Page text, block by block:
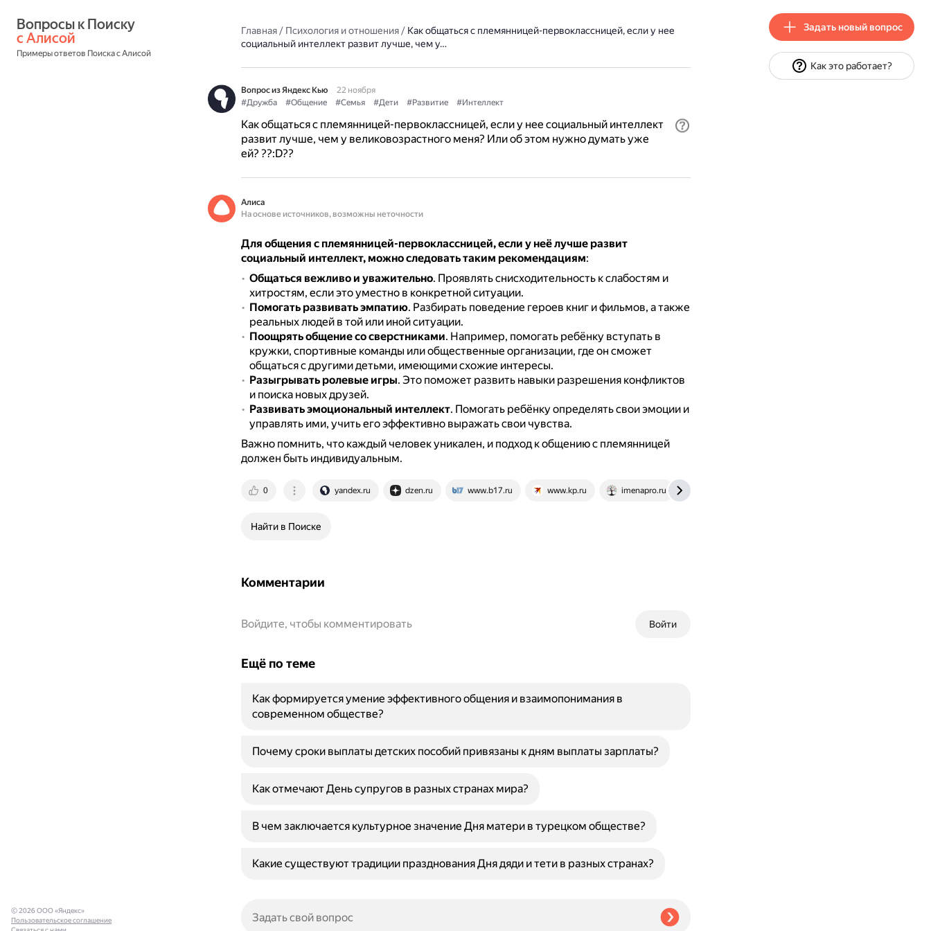
с Алисой
Примеры ответов Поиска с Алисой
Главная/ Психология и отношения/ Как общаться с племянницей-первоклассницей, если у нее
социальный интеллект развит лучше, чем у…
Вопрос из Яндекс Кью
22 ноября
#Дружба
#Общение #Семья #Дети #Развитие #Интеллект
Как общаться с племянницей-первоклассницей, если у нее социальный интеллект
развит лучше, чем у великовозрастного меня? Или об этом нужно думать уже
ей? ??:D??
Алиса
На основе источников, возможны неточности
Для общения с племянницей-первоклассницей, если у неё лучше развит
социальный интеллект, можно следовать таким рекомендациям:
Общаться вежливо и уважительно. Проявлять снисходительность к слабостям и
хитростям, если это уместно в конкретной ситуации.
Помогать развивать эмпатию. Разбирать поведение героев книг и фильмов, а также
реальных людей в той или иной ситуации.
Поощрять общение со сверстниками. Например, помогать ребёнку вступать в
кружки, спортивные команды или общественные организации, где он сможет
общаться с другими детьми, имеющими схожие интересы.
Разыгрывать ролевые игры. Это поможет развить навыки разрешения конфликтов
и поиска новых друзей.
Развивать эмоциональный интеллект. Помогать ребёнку определять свои эмоции и
управлять ими, учить его эффективно выражать свои чувства.
Важно помнить, что каждый человек уникален, и подход к общению с племянницей
должен быть индивидуальным.
0 yandex.ru dzen.ru www.b17.ru www.kp.ru imenapro.ru
Найти в Поиске
Комментарии
Войти
Войдите, чтобы комментировать
Ещё по теме
Как формируется умение эффективного общения и взаимопонимания в
современном обществе?
Почему сроки выплаты детских пособий привязаны к дням выплаты зарплаты?
Как отмечают День супругов в разных странах мира?
В чем заключается культурное значение Дня матери в турецком обществе?
Какие существуют традиции празднования Дня дяди и тети в разных странах?
© 2026 ООО «Яндекс»
Пользовательское соглашение
Задать новый вопрос
Как это работает?